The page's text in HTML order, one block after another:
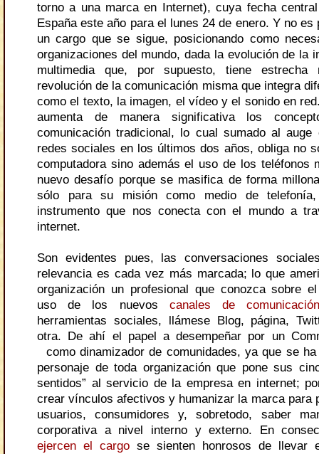
torno a una marca en Internet), cuya fecha
España este año para el lunes 24 de enero. Y no es
un cargo que se sigue, posicionando como
organizaciones del mundo, dada la evolución de la
multimedia que, por supuesto, tiene estrecha
revolución de la comunicación misma que integra
como el texto, la imagen, el vídeo y el sonido en
aumenta de manera significativa los
comunicación tradicional, lo cual sumado al auge
redes sociales en los últimos dos años, obliga no
computadora sino además el uso de los teléfonos
nuevo desafío porque se masifica de forma
sólo para su misión como medio de
instrumento que nos conecta con el mundo a
internet.
Son evidentes pues, las conversaciones
relevancia es cada vez más marcada; lo que
organización un profesional que conozca sobre
uso de los nuevos canales de
herramientas sociales, llámese Blog, página,
otra. De ahí el papel a desempeñar por un
como dinamizador de comunidades, ya que se
personaje de toda organización que pone sus
sentidos” al servicio de la empresa en internet;
crear vínculos afectivos y humanizar la marca para
usuarios, consumidores y, sobretodo, saber
corporativa a nivel interno y externo. En
ejercen el cargo se sienten honrosos de llevar